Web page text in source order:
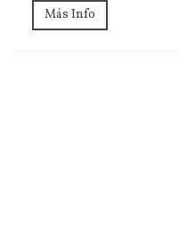
Más Info